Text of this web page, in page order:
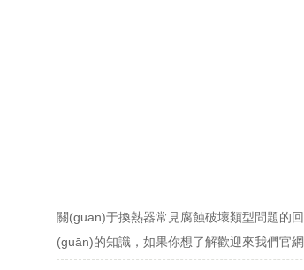
關(guān)于換熱器常見腐蝕破壞類型問題的回
(guān)的知識，如果你想了解歡迎來我們官網